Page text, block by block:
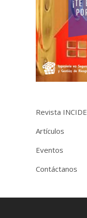
Revista INCIDE
Artículos
Eventos
Contáctanos